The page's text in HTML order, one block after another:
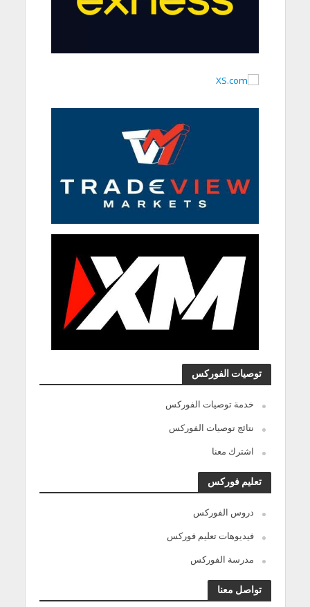
توصيات الفوركس
خدمة توصيات الفوركس
نتائج توصيات الفوركس
اشترك معنا
تعليم فوركس
دروس الفوركس
فيديوهات تعليم فوركس
مدرسة الفوركس
تواصل معنا